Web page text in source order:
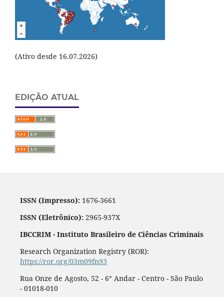
(Ativo desde 16.07.2026)
EDIÇÃO ATUAL
ISSN (Impresso):1676-3661
ISSN (Eletrônico):2965-937X
IBCCRIM - Instituto Brasileiro de Ciências Criminais
Research Organization Registry (ROR):
https://ror.org/03m09fn93
Rua Onze de Agosto, 52 - 6° Andar - Centro - São Paulo
- 01018-010